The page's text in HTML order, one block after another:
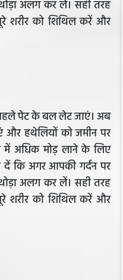
अलग कर लें। सही तरह
शरीर को शिथिल करें और
पेट के बल लेट जाएं। अब
और हथेलियों को जमीन पर
में अधिक मोड़ लाने के लिए
दें कि अगर आपकी गर्दन पर
अलग कर लें। सही तरह
शरीर को शिथिल करें और